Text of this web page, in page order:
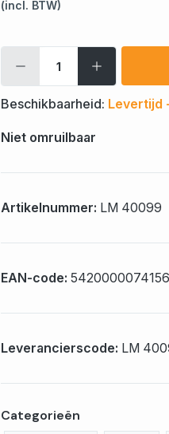
(incl. BTW)
Beschikbaarheid: Levertijd
Niet omruilbaar
Artikelnummer: LM 40099
EAN-code: 5420000074156
Leverancierscode: LM
Categorieën